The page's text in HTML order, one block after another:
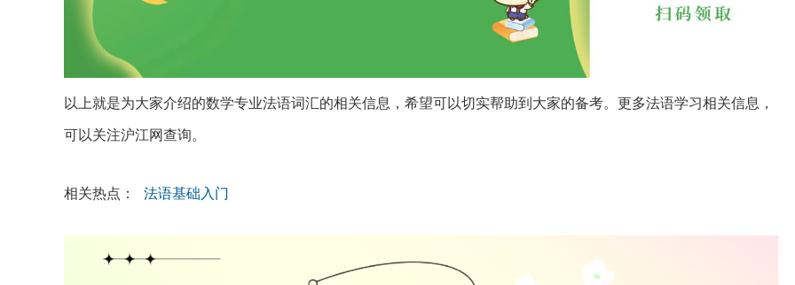
以上就是为大家介绍的数学专业法语词汇的相关信息，希望可以切实帮助到大家的备考。更多法语学习相关信息，
可以关注沪江网查询。
相关热点： 法语基础入门